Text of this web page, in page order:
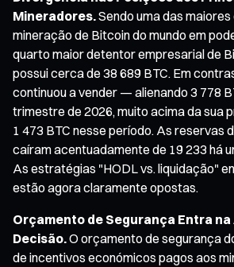
Mineradores.Sendo uma das
mineração de Bitcoin do mundo em
quarto maior detentor empresarial de
possui cerca de 38 689 BTC. Em
continuou a vender — alienando 3 778
trimestre de 2026, muito acima da sua
1 473 BTC nesse período. As reservas
caíram acentuadamente de 19 233 há
As estratégias "HODL vs. liquidação"
estão agora claramente opostas.
Orçamento de Segurança Entra na
Decisão.O orçamento de segurança
de incentivos económicos pagos aos